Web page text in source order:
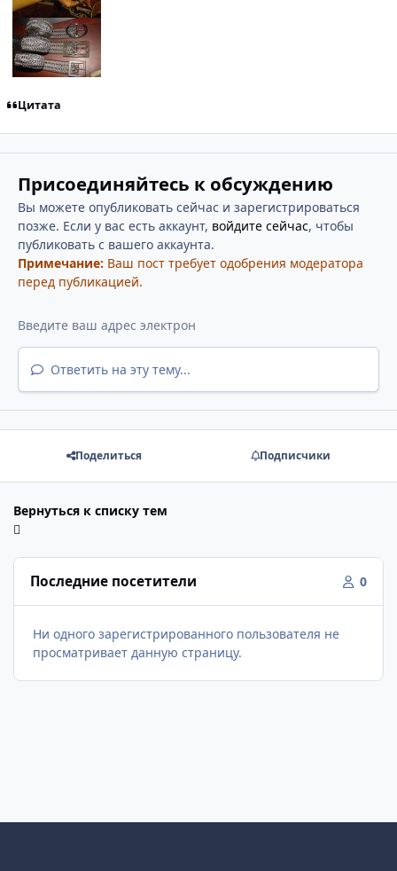
Цитата
Присоединяйтесь к обсуждению
Вы можете опубликовать сейчас и зарегистрироваться
позже. Если у вас есть аккаунт, войдите сейчас, чтобы
публиковать с вашего аккаунта.
Примечание: Ваш пост требует одобрения модератора
перед публикацией.
Ответить на эту тему...
Поделиться Подписчики
Вернуться к списку тем
Последние посетители 0
Ни одного зарегистрированного пользователя не
просматривает данную страницу.